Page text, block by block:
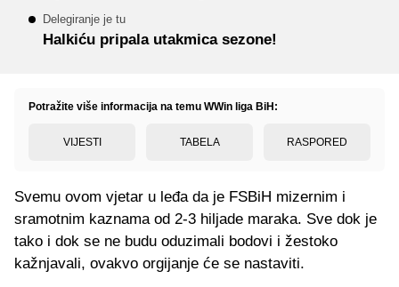
Delegiranje je tu
Halkiću pripala utakmica sezone!
Potražite više informacija na temu WWin liga BiH:
VIJESTI TABELA RASPORED
Svemu ovom vjetar u leđa da je FSBiH mizernim i
sramotnim kaznama od 2-3 hiljade maraka. Sve dok je
tako i dok se ne budu oduzimali bodovi i žestoko
kažnjavali, ovakvo orgijanje će se nastaviti.